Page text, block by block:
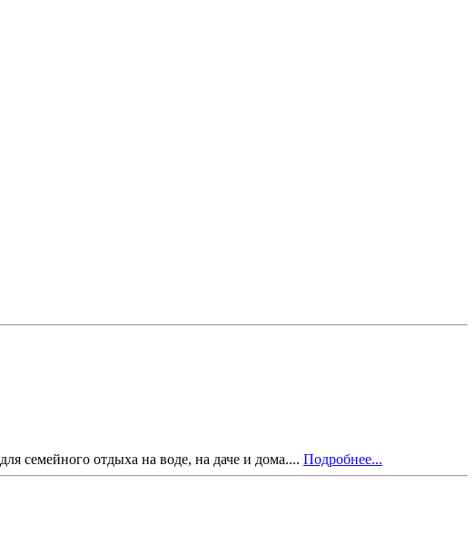
семейного отдыха на воде, на даче и дома.... Подробнее...